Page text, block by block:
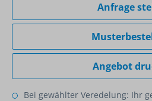
Anfrage
Angebot
Bei gewählter Veredelung: Ihr